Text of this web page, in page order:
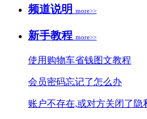
频道说明 more>>
新手教程 more>>
使用购物车省钱图文教程
会员密码忘记了怎么办
账户不存在,或对方关闭了